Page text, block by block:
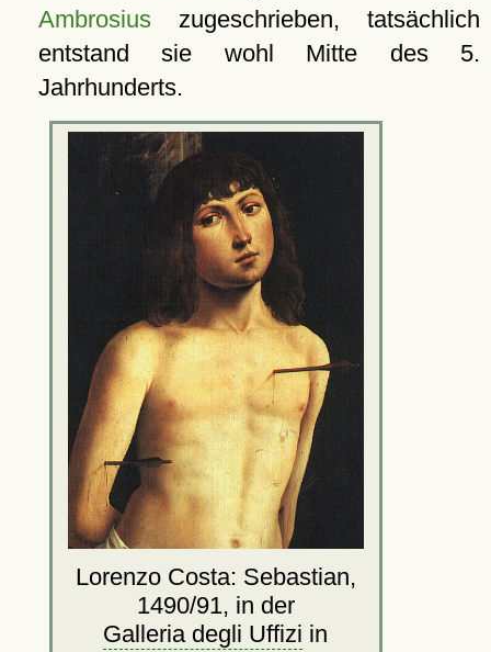
Ambrosiuszugeschrieben, tatsächlich
entstand sie wohl Mitte des 5.
Jahrhunderts.
Lorenzo Costa: Sebastian,
1490/91, in der
Galleria degli Uffizi in